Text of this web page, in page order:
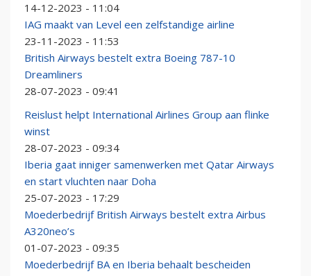
14-12-2023 - 11:04
IAG maakt van Level een zelfstandige airline
23-11-2023 - 11:53
British Airways bestelt extra Boeing 787-10
Dreamliners
28-07-2023 - 09:41
Reislust helpt International Airlines Group aan flinke
winst
28-07-2023 - 09:34
Iberia gaat inniger samenwerken met Qatar Airways
en start vluchten naar Doha
25-07-2023 - 17:29
Moederbedrijf British Airways bestelt extra Airbus
A320neo’s
01-07-2023 - 09:35
Moederbedrijf BA en Iberia behaalt bescheiden